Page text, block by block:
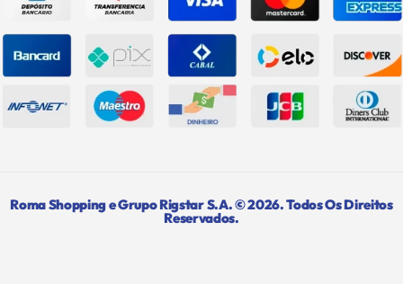
Roma Shopping e Grupo Rigstar S.A. © 2026. Todos Os Direitos
Reservados.